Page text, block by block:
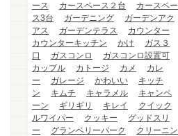
ース
カースペース２台
カースペー
ス3台
ガーデニング
ガーデンアク
アス
ガーデンテラス
カウンター
カウンターキッチン
かけ
ガス３
口
ガスコンロ
ガスコンロ設置可
カップル
カトージ カメ
カレ
ー
ガレージ かわいい
キッチ
ン
キムチ キャラメル
キャンペ
ーン
ギリギリ キレイ
クイック
ルワイパー
クッキー
グッドスリ
ー
グランベリーパーク
クリーニン